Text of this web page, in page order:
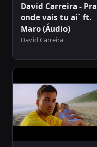
David Carreira - Pra
onde vais tu ai´ ft.
Maro (Áudio)
David Carreira